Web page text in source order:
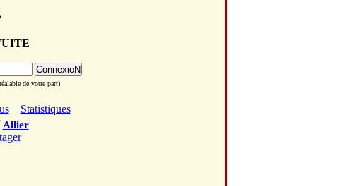
de votre part)
Statistiques
Allier